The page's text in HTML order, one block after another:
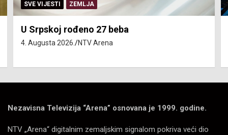
SERVISNE INFORMACIJE
Isključenja vode – utorak 4. avgust
4. Augusta 2026. NTV Arena
Nezavisna Televizija “Arena” osnovana je 1999. godine.
NTV „Arena“ digitalnim zemaljskim signalom pokriva veći dio